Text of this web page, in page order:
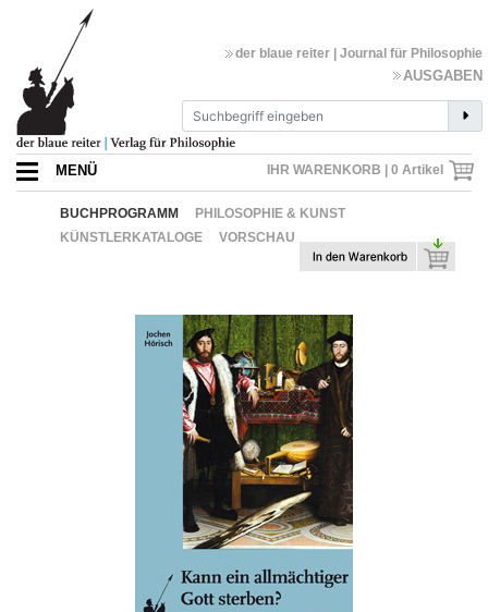
IHR WARENKORB | 0 Artikel
der blaue reiter | Journal für Philosophie
AUSGABEN
MENÜ
BUCHPROGRAMM
PHILOSOPHIE & KUNST
KÜNSTLERKATALOGE
VORSCHAU